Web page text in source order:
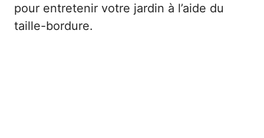
pour entretenir votre jardin à l’aide du
taille-bordure.